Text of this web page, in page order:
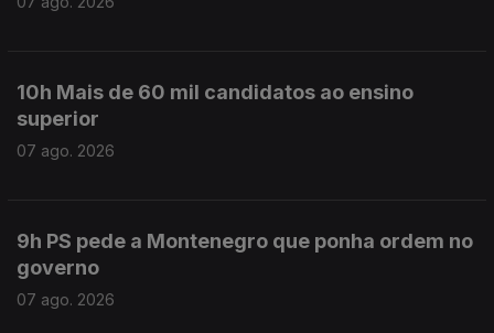
10h Mais de 60 mil candidatos ao ensino
superior
07 ago. 2026
9h PS pede a Montenegro que ponha ordem no
governo
07 ago. 2026